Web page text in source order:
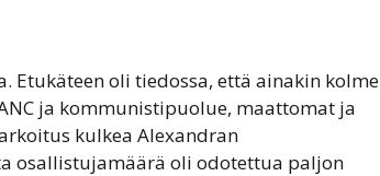
oli tiedossa, että ainakin kolme
ja kommunistipuolue, maattomat ja
kulkea Alexandran
osallistujamäärä oli odotettua paljon